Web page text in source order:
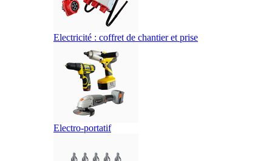
Electricité : coffret de chantier et prise
Electro-portatif